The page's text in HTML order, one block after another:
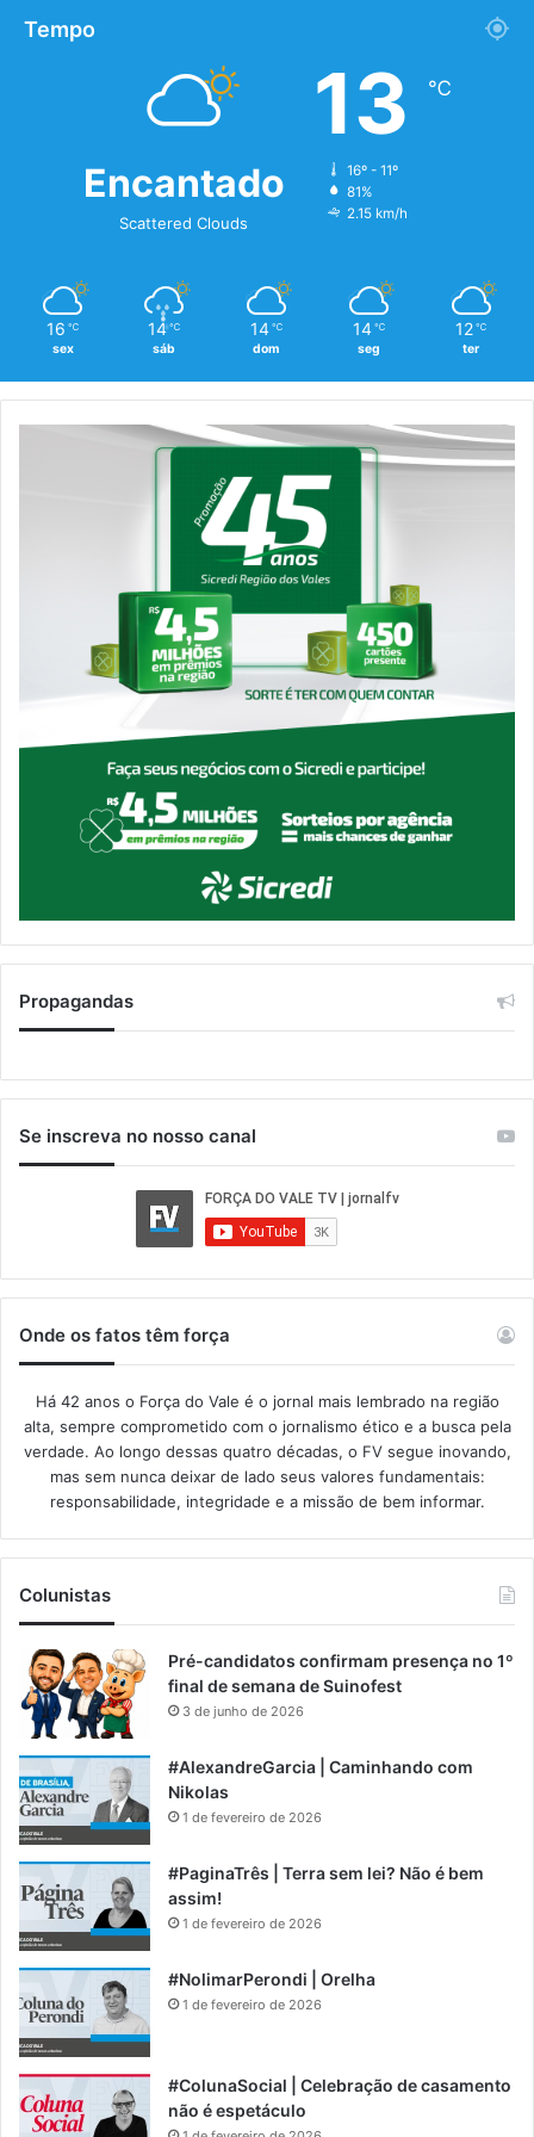
Tempo
Encantado
Scattered Clouds
13 ℃
16º - 11º
81%
2.15 km/h
16 ℃
sex
14 ℃
sáb
14 ℃
dom
14 ℃
seg
12 ℃
ter
Propagandas
Se inscreva no nosso canal
Onde os fatos têm força
Há 42 anos o Força do Vale é o jornal mais lembrado na região
alta, sempre comprometido com o jornalismo ético e a busca pela
verdade. Ao longo dessas quatro décadas, o FV segue inovando,
mas sem nunca deixar de lado seus valores fundamentais:
responsabilidade, integridade e a missão de bem informar.​
Colunistas
Pré-candidatos confirmam presença no 1º
final de semana de Suinofest
3 de junho de 2026
#AlexandreGarcia | Caminhando com
Nikolas
1 de fevereiro de 2026
#PaginaTrês | Terra sem lei? Não é bem
assim!
1 de fevereiro de 2026
#NolimarPerondi | Orelha
1 de fevereiro de 2026
#ColunaSocial | Celebração de casamento
não é espetáculo